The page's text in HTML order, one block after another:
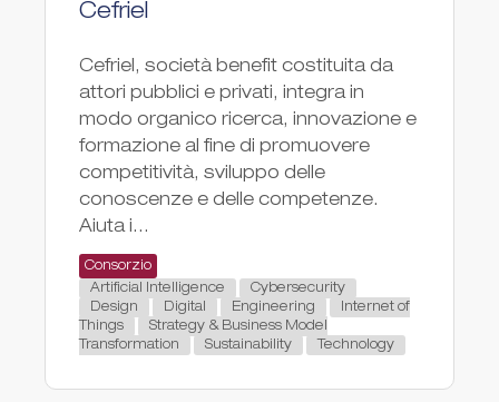
Cefriel
Cefriel, società benefit costituita da
attori pubblici e privati, integra in
modo organico ricerca, innovazione e
formazione al fine di promuovere
competitività, sviluppo delle
conoscenze e delle competenze.
Aiuta i...
Consorzio
Artificial Intelligence
Cybersecurity
Design
Digital Engineering
Internet of
Things
Strategy & Business Model
Transformation
Sustainability Technology